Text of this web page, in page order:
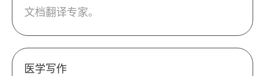
文档翻译专家。
医学写作